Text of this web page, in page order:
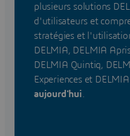
plusieurs solutions
d'utilisateurs et
stratégies et
DELMIA, DELMIA
DELMIA Quintiq,
Experiences et
aujourd'hui